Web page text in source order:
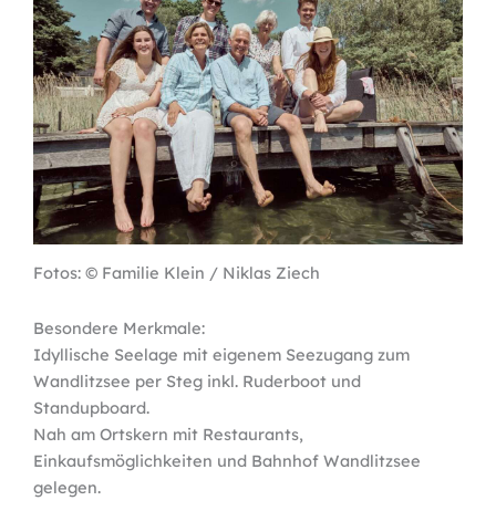
Fotos: © Familie Klein / Niklas Ziech
Besondere Merkmale:
Idyllische Seelage mit eigenem Seezugang zum
Wandlitzsee per Steg inkl. Ruderboot und
Standupboard.
Nah am Ortskern mit Restaurants,
Einkaufsmöglichkeiten und Bahnhof Wandlitzsee
gelegen.